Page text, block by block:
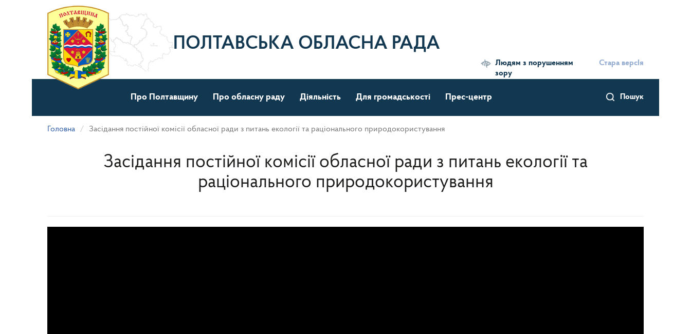
матеріалу
ПОЛТАВСЬКА ОБЛАСНА РАДА
Людям з порушенням
зору
Стара версІя
Пошук
Про Полтавщину Про обласну раду Діяльність Для громадськості Прес-центр
Головна Засідання постійної комісії обласної ради з питань екології та раціонального природокористування
Засідання постійної комісії обласної ради з питань екології та
раціонального природокористування